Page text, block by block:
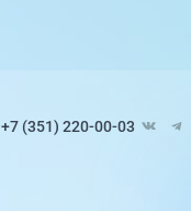
+7 (351) 220-00-03